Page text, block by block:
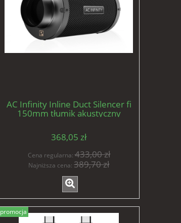
AC Infinity Inline Duct Silencer fi
150mm tłumik akustyczny
368,05 zł
Cena regularna:433,00 zł
Najniższa cena: 389,70 zł
promocja